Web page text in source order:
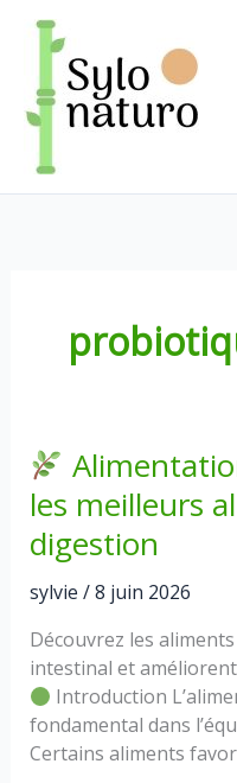
Aller
contenu
les meilleurs
digestion
sylvie /8 juin 2026
Découvrez les
intestinal et
Introduction
fondamental dans
Certains aliments